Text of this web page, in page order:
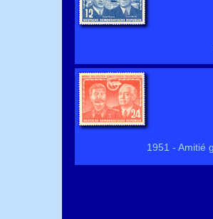
1951 - Amitié